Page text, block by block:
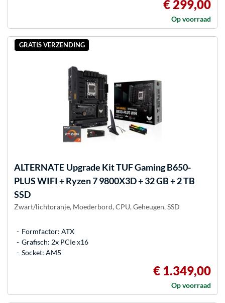
€ 299,00
Op voorraad
GRATIS VERZENDING
ALTERNATE Upgrade Kit TUF Gaming B650-
PLUS WIFI + Ryzen 7 9800X3D + 32 GB + 2 TB
SSD
Zwart/lichtoranje, Moederbord, CPU, Geheugen, SSD
Formfactor: ATX
Grafisch: 2x PCIe x16
Socket: AM5
€ 1.349,00
Op voorraad